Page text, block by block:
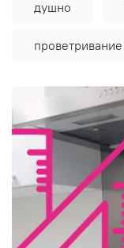
душно
проветривание